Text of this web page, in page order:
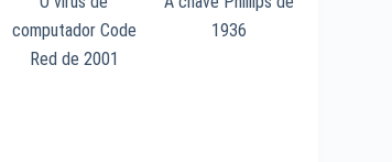
computador Code
Red de 2001
1936